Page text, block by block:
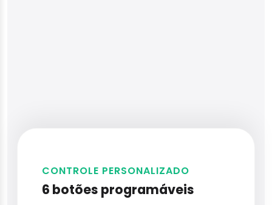
CONTROLE PERSONALIZADO
6 botões programáveis